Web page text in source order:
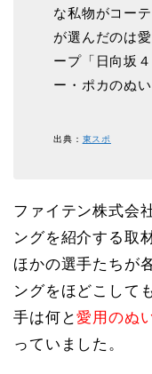
な私物がコー
が選んだのは
ープ「日向坂
ー・ポカのぬ
出典： 東スポ
ファイテン株式会
ングを紹介する取
ほかの選手たちが
ングをほどこして
手は何と愛用のぬ
っていました。